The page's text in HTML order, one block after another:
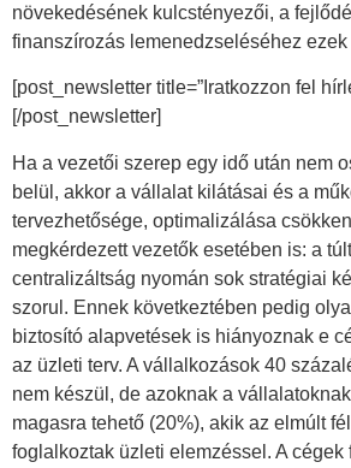
növekedésének kulcstényezői, a
finanszírozás lemenedzseléséhez
[post_newsletter title=”Iratkozzon fel
[/post_newsletter]
Ha a vezetői szerep egy idő után nem
belül, akkor a vállalat kilátásai és a
tervezhetősége, optimalizálása
megkérdezett vezetők esetében is: a
centralizáltság nyomán sok stratégiai
szorul. Ennek következtében pedig
biztosító alapvetések is hiányoznak e
az üzleti terv. A vállalkozások 40
nem készül, de azoknak a
magasra tehető (20%), akik az elmúlt
foglalkoztak üzleti elemzéssel. A